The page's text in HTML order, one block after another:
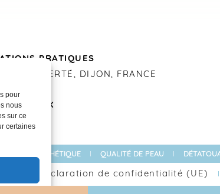
pour
nous
sur ce
certaines
PRATIQUES
DE LA LIBERTÉ, DIJON, FRANCE
86 52
SOCIAUX
MÉDECINE ESTHÉTIQUE QUALITÉ DE PEAU
Déclaration de confidentialité (UE)